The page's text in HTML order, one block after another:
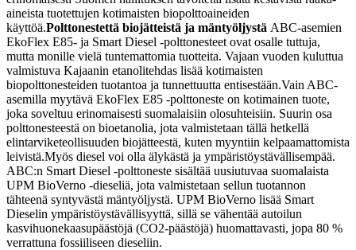
aineista tuotettujen kotimaisten biopolttoaineiden
käyttöä.Polttonestettä biojätteistä ja mäntyöljystä ABC-asemien
EkoFlex E85- ja Smart Diesel -polttonesteet ovat osalle tuttuja,
mutta monille vielä tuntemattomia tuotteita. Vajaan vuoden kuluttua
valmistuva Kajaanin etanolitehdas lisää kotimaisten
biopolttonesteiden tuotantoa ja tunnettuutta entisestään.Vain ABC-
asemilla myytävä EkoFlex E85 -polttoneste on kotimainen tuote,
joka soveltuu erinomaisesti suomalaisiin olosuhteisiin. Suurin osa
polttonesteestä on bioetanolia, jota valmistetaan tällä hetkellä
elintarviketeollisuuden biojätteestä, kuten myyntiin kelpaamattomista
leivistä.Myös diesel voi olla älykästä ja ympäristöystävällisempää.
ABC:n Smart Diesel -polttoneste sisältää uusiutuvaa suomalaista
UPM BioVerno -dieseliä, jota valmistetaan sellun tuotannon
tähteenä syntyvästä mäntyöljystä. UPM BioVerno lisää Smart
Dieselin ympäristöystävällisyyttä, sillä se vähentää autoilun
kasvihuonekaasupäästöjä (CO2-päästöjä) huomattavasti, jopa 80 %
verrattuna fossiiliseen dieseliin.